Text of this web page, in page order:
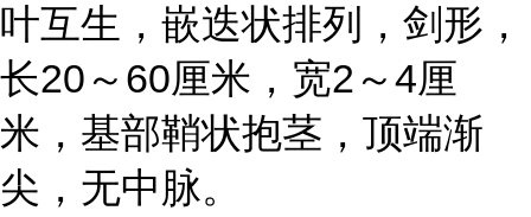
叶互生，嵌迭状排列，剑形，
长20～60厘米，宽2～4厘
米，基部鞘状抱茎，顶端渐
尖，无中脉。